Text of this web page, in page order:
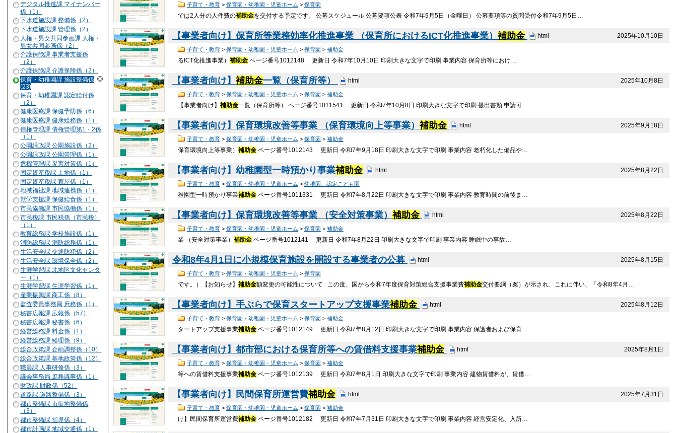
デジタル推進課 マイナンバー
係（1）
下水道施設課 整備係（2）
下水道施設課 管理係（2）
人権・男女共同参画課 人権・
男女共同参画係（2）
介護保険課 事業者支援係
（2）
介護保険課 介護保険係（2）
保育・幼稚園課 施設整備係
(23)
保育・幼稚園課 認定給付係
（2）
健康医療課 保健予防係（6）
健康医療課 健康総務係（1）
債権管理課 債権管理第1・2係
（1）
公園緑政課 公園施設係（2）
公園緑政課 公園管理係（1）
危機管理課 災害対策係（1）
固定資産税課 土地係（1）
固定資産税課 家屋係（1）
地域福祉課 地域連携係（1）
就学支援課 保健給食係（1）
市民協働課 市民協働係（1）
市民税課 市民税係（市民税）
（1）
教育総務課 学校施設係（1）
消防総務課 消防総務係（1）
生活安全課 交通防犯係（2）
生活安全課 環境保全係（2）
生涯学習課 北地区文化センタ
ー（1）
生涯学習課 生涯学習係（1）
産業振興課 商工係（8）
監査委員事務局 庶務係（1）
秘書広報課 広報係（57）
秘書広報課 秘書係（6）
経営総務課 料金係（1）
経営総務課 経理係（9）
総合政策課 企画調整係（10）
総合政策課 基地政策係（12）
職員課 人事研修係（3）
議会事務局 庶務議事係（1）
財政課 財政係（52）
道路課 道路整備係（3）
都市整備課 市街地整備係
（3）
都市整備課 指導係（4）
都市計画課 地域交通係（1）
子育て・教育> 保育園・幼稚園・児童ホーム > 保育園
では2人分の人件費の補助金を交付する予定です。 公募スケジュール 公募要項公表 令和7年9月5日（金曜日） 公募要項等の質問受付令和7年9月5日…
2025年10月10日
【事業者向け】保育所等業務効率化推進事業 （保育所におけるICT化推進事業） 補助金 html
子育て・教育> 保育園・幼稚園・児童ホーム > 保育園 > 補助金
るICT化推進事業）補助金 ページ番号1012148 更新日 令和7年10月10日 印刷大きな文字で印刷 事業内容 保育所等におけ…
2025年10月8日
【事業者向け】 補助金一覧（保育所等） html
子育て・教育> 保育園・幼稚園・児童ホーム > 保育園 > 補助金
【事業者向け】補助金一覧（保育所等） ページ番号1011541 更新日 令和7年10月8日 印刷大きな文字で印刷 提出書類 申請可…
2025年9月18日
【事業者向け】保育環境改善等事業 （保育環境向上等事業） 補助金 html
子育て・教育> 保育園・幼稚園・児童ホーム > 保育園 > 補助金
保育環境向上等事業）補助金 ページ番号1012143 更新日 令和7年9月18日 印刷大きな文字で印刷 事業内容 老朽化した備品や…
2025年8月22日
【事業者向け】幼稚園型一時預かり事業補助金 html
子育て・教育> 保育園・幼稚園・児童ホーム > 幼稚園、認定こども園
稚園型一時預かり事業補助金 ページ番号1011331 更新日 令和7年8月22日 印刷大きな文字で印刷 事業内容 教育時間の前後ま…
2025年8月22日
【事業者向け】保育環境改善等事業 （安全対策事業） 補助金 html
子育て・教育> 保育園・幼稚園・児童ホーム > 保育園 > 補助金
業 （安全対策事業）補助金 ページ番号1012141 更新日 令和7年8月22日 印刷大きな文字で印刷 事業内容 睡眠中の事故…
2025年8月15日
令和8年4月1日に小規模保育施設を開設する事業者の公募 html
子育て・教育> 保育園・幼稚園・児童ホーム > 保育園
です。）【お知らせ】補助金額変更の可能性について この度、国から令和7年度保育対策総合支援事業費補助金交付要綱（案）が示され、これに伴い、「令和8年4月…
2025年8月12日
【事業者向け】手ぶらで保育スタートアップ支援事業補助金 html
子育て・教育> 保育園・幼稚園・児童ホーム > 保育園 > 補助金
タートアップ支援事業補助金 ページ番号1012149 更新日 令和7年8月12日 印刷大きな文字で印刷 事業内容 保護者および保育…
2025年8月1日
【事業者向け】都市部における保育所等への賃借料支援事業補助金 html
子育て・教育> 保育園・幼稚園・児童ホーム > 保育園 > 補助金
等への賃借料支援事業補助金 ページ番号1012139 更新日 令和7年8月1日 印刷大きな文字で印刷 事業内容 建物賃借料が、賃借…
2025年7月31日
【事業者向け】民間保育所運営費補助金 html
子育て・教育> 保育園・幼稚園・児童ホーム > 保育園 > 補助金
け】民間保育所運営費補助金 ページ番号1012182 更新日 令和7年7月31日 印刷大きな文字で印刷 事業内容 経営安定化、入所…